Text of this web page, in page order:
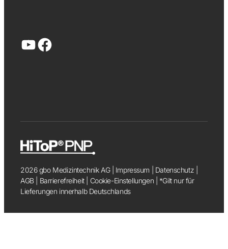
YouTube Facebook
2026 gbo Medizintechnik AG | Impressum Datenschutz
AGB| Barrierefreiheit| Cookie-Einstellungen | *Gilt nur für
Lieferungen innerhalb Deutschlands